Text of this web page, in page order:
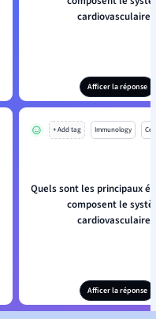
cardiovasculaire
Afficer la réponse
+ Add tag Immunology
Quels sont les principaux
composent le
cardiovasculaire
Afficer la réponse